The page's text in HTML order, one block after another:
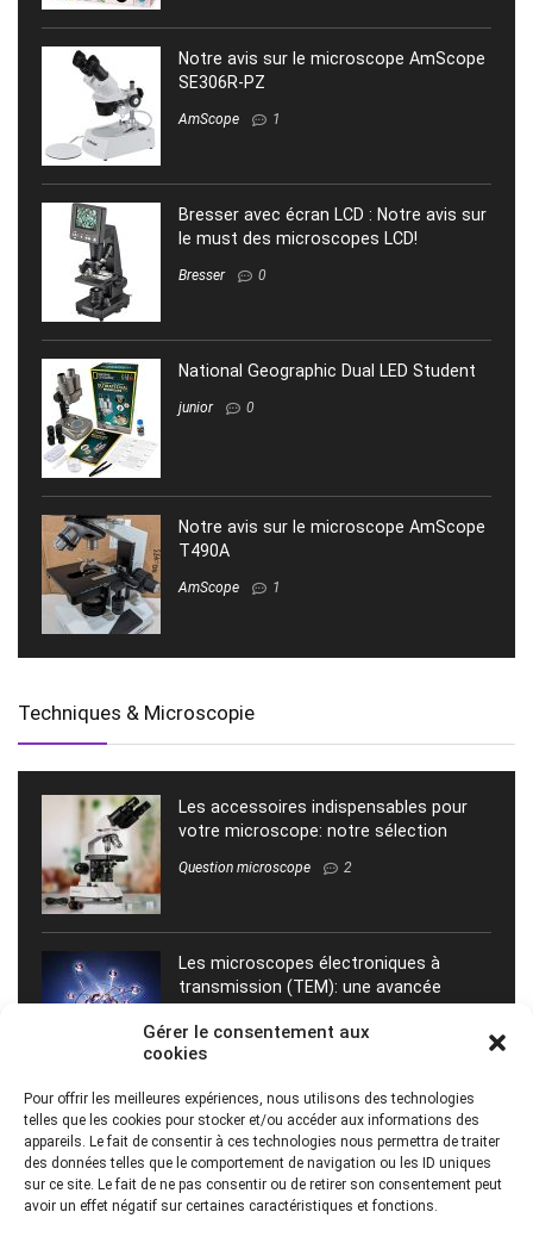
Gérer le consentement aux
cookies
Pour offrir les meilleures expériences, nous utilisons des technologies
telles que les cookies pour stocker et/ou accéder aux informations des
appareils. Le fait de consentir à ces technologies nous permettra de traiter
des données telles que le comportement de navigation ou les ID uniques
sur ce site. Le fait de ne pas consentir ou de retirer son consentement peut
avoir un effet négatif sur certaines caractéristiques et fonctions.
Notre avis sur le microscope AmScope
SE306R-PZ
AmScope 1
Bresser avec écran LCD : Notre avis sur
le must des microscopes LCD!
Bresser 0
National Geographic Dual LED Student
junior 0
Notre avis sur le microscope AmScope
T490A
AmScope 1
Techniques & Microscopie
Les accessoires indispensables pour
votre microscope: notre sélection
Question microscope 2
Les microscopes électroniques à
transmission (TEM): une avancée
matière à l’échelle atomique
Le traitement d’images en microscopie
: une étape cruciale pour obtenir des
résultats précis